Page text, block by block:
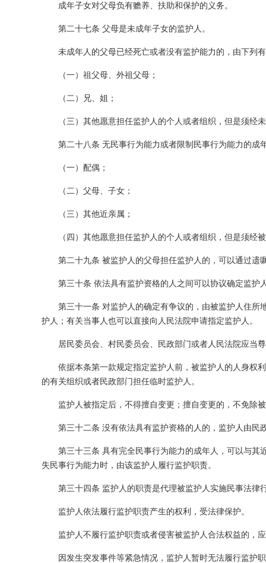
成年子女对父母负有赡养、扶助和保护的义务。
第二十七条 父母是未成年子女的监护人。
未成年人的父母已经死亡或者没有监护能力的，由下列
（一）祖父母、外祖父母；
（二）兄、姐；
（三）其他愿意担任监护人的个人或者组织，但是须
第二十八条 无民事行为能力或者限制民事行为能力的成
（一）配偶；
（二）父母、子女；
（三）其他近亲属；
（四）其他愿意担任监护人的个人或者组织，但是须
第二十九条 被监护人的父母担任监护人的，可以通过遗
第三十条 依法具有监护资格的人之间可以协议确定监
第三十一条 对监护人的确定有争议的，由被监护人住
护人；有关当事人也可以直接向人民法院申请指定监护人。
居民委员会、村民委员会、民政部门或者人民法院应当
依据本条第一款规定指定监护人前，被监护人的人身权
的有关组织或者民政部门担任临时监护人。
监护人被指定后，不得擅自变更；擅自变更的，不免除
第三十二条 没有依法具有监护资格的人的，监护人由
第三十三条 具有完全民事行为能力的成年人，可以与
失民事行为能力时，由该监护人履行监护职责。
第三十四条 监护人的职责是代理被监护人实施民事法
监护人依法履行监护职责产生的权利，受法律保护。
监护人不履行监护职责或者侵害被监护人合法权益的，
因发生突发事件等紧急情况，监护人暂时无法履行监护